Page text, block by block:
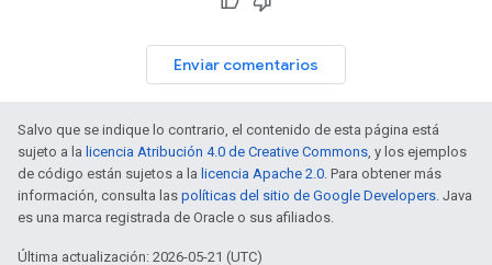
Enviar comentarios
Salvo que se indique lo contrario, el contenido de esta página está
sujeto a la licencia Atribución 4.0 de Creative Commons, y los ejemplos
de código están sujetos a la licencia Apache 2.0. Para obtener más
información, consulta las políticas del sitio de Google Developers. Java
es una marca registrada de Oracle o sus afiliados.
Última actualización: 2026-05-21 (UTC)